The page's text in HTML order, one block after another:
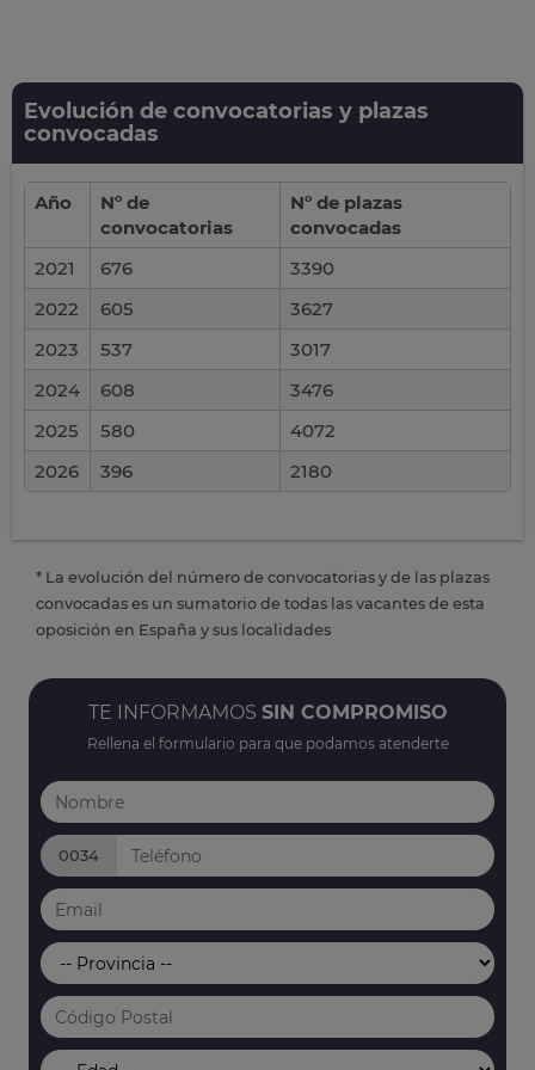
Evolución de convocatorias y plazas
convocadas
Año
Nº de
convocatorias
Nº de plazas
convocadas
2021
676
3390
2022
605
3627
2023
537
3017
2024
608
3476
2025
580
4072
2026
396 2180
* La evolución del número de convocatorias y de las plazas
convocadas es un sumatorio de todas las vacantes de esta
oposición en España y sus localidades
TE INFORMAMOS SIN COMPROMISO
Rellena el formulario para que podamos atenderte
0034